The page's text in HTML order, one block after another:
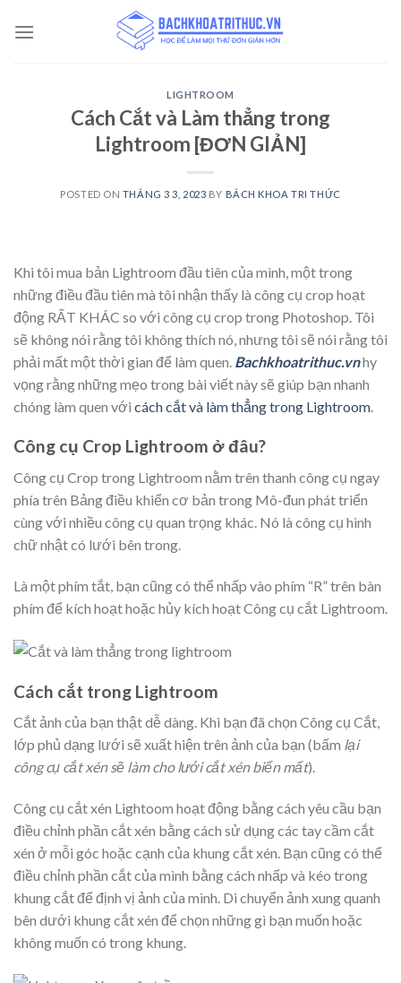
LIGHTROOM
Cách Cắt và Làm thẳng trong
Lightroom [ĐƠN GIẢN]
POSTED ON THÁNG 3 3, 2023 BY BÁCH KHOA TRI THỨC
Khi tôi mua bản Lightroom đầu tiên của mình, một trong
những điều đầu tiên mà tôi nhận thấy là công cụ crop hoạt
động RẤT KHÁC so với công cụ crop trong Photoshop. Tôi
sẽ không nói rằng tôi không thích nó, nhưng tôi sẽ nói rằng tôi
phải mất một thời gian để làm quen. Bachkhoatrithuc.vnhy
vọng rằng những mẹo trong bài viết này sẽ giúp bạn nhanh
chóng làm quen với cách cắt và làm thẳng trong Lightroom
Công cụ Crop Lightroom ở đâu?
Công cụ Crop trong Lightroom nằm trên thanh công cụ ngay
phía trên Bảng điều khiển cơ bản trong Mô-đun phát triển
cùng với nhiều công cụ quan trọng khác. Nó là công cụ hình
chữ nhật có lưới bên trong.
Là một phím tắt, bạn cũng có thể nhấp vào phím “R” trên bàn
phím để kích hoạt hoặc hủy kích hoạt Công cụ cắt Lightroom.
Cách cắt trong Lightroom
Cắt ảnh của bạn thật dễ dàng. Khi bạn đã chọn Công cụ Cắt,
lớp phủ dạng lưới sẽ xuất hiện trên ảnh của bạn (bấm lại
công cụ cắt xén sẽ làm cho lưới cắt xén biến mất).
Công cụ cắt xén Lightoom hoạt động bằng cách yêu cầu bạn
điều chỉnh phần cắt xén bằng cách sử dụng các tay cầm cắt
xén ở mỗi góc hoặc cạnh của khung cắt xén. Bạn cũng có thể
điều chỉnh phần cắt của mình bằng cách nhấp và kéo trong
khung cắt để định vị ảnh của mình. Di chuyển ảnh xung quanh
bên dưới khung cắt xén để chọn những gì bạn muốn hoặc
không muốn có trong khung.